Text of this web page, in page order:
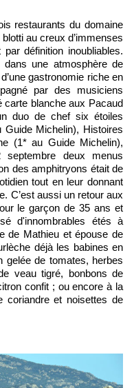
au creux d’immenses
définition inoubliables.
une atmosphère de
gastronomie riche en
par des musiciens
blanche aux Pacaud
duo de chef six étoiles
Guide Michelin), Histoires
(1* au Guide Michelin),
septembre deux menus
des amphitryons était de
tout en leur donnant
C’est aussi un retour aux
le garçon de 35 ans et
d'innombrables étés à
de Mathieu et épouse de
déjà les babines en
gelée de tomates, herbes
veau tigré, bonbons de
confit ; ou encore à la
coriandre et noisettes de